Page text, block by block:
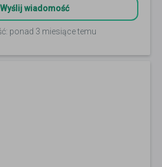
Wyślij wiadomość
ponad 3 miesiące temu